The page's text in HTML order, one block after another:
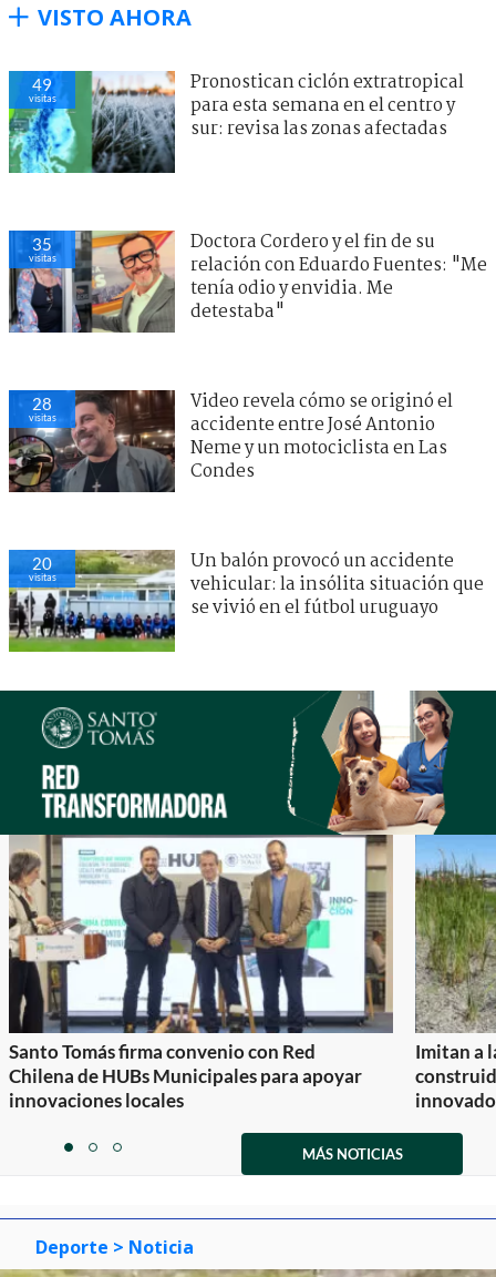
VISTO AHORA
49
visitas
Pronostican ciclón extratropical
para esta semana en el centro y
sur: revisa las zonas afectadas
35
visitas
Doctora Cordero y el fin de su
relación con Eduardo Fuentes: "Me
tenía odio y envidia. Me
detestaba"
28
visitas
Video revela cómo se originó el
accidente entre José Antonio
Neme y un motociclista en Las
Condes
20
visitas
Un balón provocó un accidente
vehicular: la insólita situación que
se vivió en el fútbol uruguayo
Santo Tomás firma convenio con Red
Chilena de HUBs Municipales para apoyar
innovaciones locales
Imitan a
itemitemitem
MÁS NOTICIAS
Deporte > Noticia